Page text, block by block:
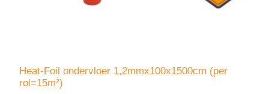
Heat-Foil ondervloer 1,2mmx100x1500cm (per
rol=15m²)